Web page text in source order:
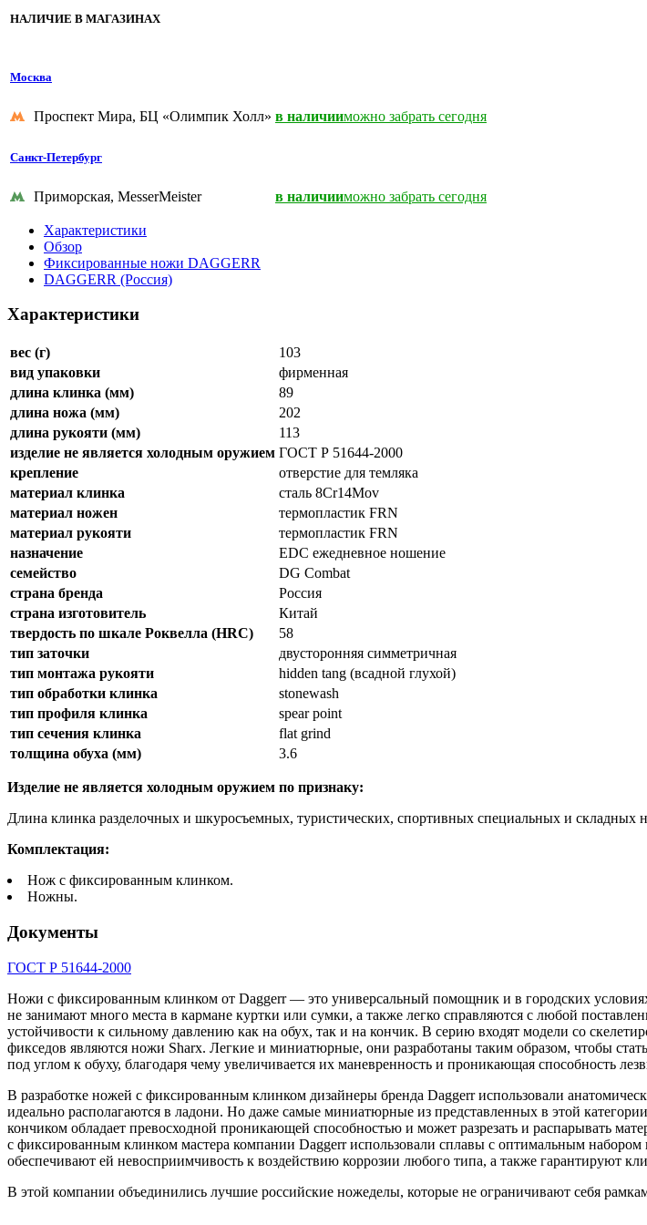
НАЛИЧИЕ В МАГАЗИНАХ
Москва
Проспект Мира, БЦ «Олимпик Холл» в наличииможно забрать сегодня
Санкт-Петербург
Приморская, MesserMeister в наличииможно забрать сегодня
Характеристики
Обзор
Фиксированные ножи DAGGERR
DAGGERR (Россия)
Характеристики
вес (г)
103
вид упаковки
фирменная
длина клинка (мм)
89
длина ножа (мм)
202
длина рукояти (мм)
113
изделие не является холодным оружием ГОСТ Р 51644-2000
крепление
отверстие для темляка
материал клинка
сталь 8Cr14Mov
материал ножен
термопластик FRN
материал рукояти
термопластик FRN
назначение
EDC ежедневное ношение
семейство
DG Combat
страна бренда
Россия
страна изготовитель
Китай
твердость по шкале Роквелла (HRC)
58
тип заточки
двусторонняя симметричная
тип монтажа рукояти
hidden tang (всадной глухой)
тип обработки клинка
stonewash
тип профиля клинка
spear point
тип сечения клинка
flat grind
толщина обуха (мм)
3.6
Изделие не является холодным оружием по признаку:
Длина клинка разделочных и шкуросъемных, туристических, спортивных специальных и складных
Комплектация:
Нож с фиксированным клинком.
Ножны.
Документы
ГОСТ Р 51644-2000
Ножи с фиксированным клинком от Daggerr — это универсальный помощник и в городских
не занимают много места в кармане куртки или сумки, а также легко справляются с любой
устойчивости к сильному давлению как на обух, так и на кончик. В серию входят модели со
фикседов являются ножи Sharx. Легкие и миниатюрные, они разработаны таким образом, чтобы
под углом к обуху, благодаря чему увеличивается их маневренность и проникающая способность
В разработке ножей с фиксированным клинком дизайнеры бренда Daggerr использовали
идеально располагаются в ладони. Но даже самые миниатюрные из представленных в этой
кончиком обладает превосходной проникающей способностью и может разрезать и распарывать
с фиксированным клинком мастера компании Daggerr использовали сплавы с оптимальным
обеспечивают ей невосприимчивость к воздействию коррозии любого типа, а также гарантируют
В этой компании объединились лучшие российские ножеделы, которые не ограничивают себя